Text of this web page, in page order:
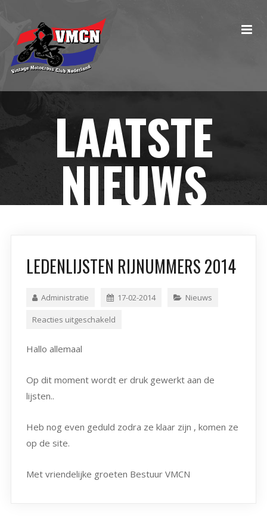
LAATSTE
NIEUWS
LEDENLIJSTEN RIJNUMMERS 2014
Administratie 17-02-2014 Nieuws
Reacties uitgeschakeld
Hallo allemaal
Op dit moment wordt er druk gewerkt aan de
lijsten..
Heb nog even geduld zodra ze klaar zijn , komen ze
op de site.
Met vriendelijke groeten Bestuur VMCN